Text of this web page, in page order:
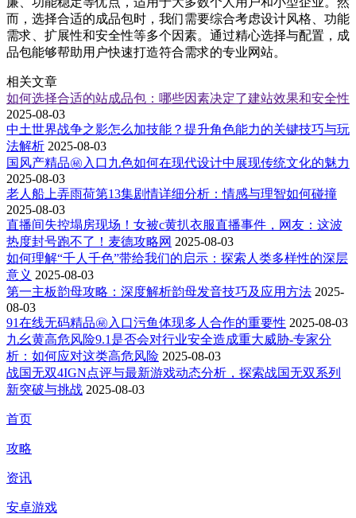
而，选择合适的成品包时，我们需要综合考虑设计风格、功能
需求、扩展性和安全性等多个因素。通过精心选择与配置，成
品包能够帮助用户快速打造符合需求的专业网站。
相关文章
如何选择合适的站成品包：哪些因素决定了建站效果和安全性
2025-08-03
中土世界战争之影怎么加技能？提升角色能力的关键技巧与玩
法解析 2025-08-03
国风产精品㊙️入口九色如何在现代设计中展现传统文化的魅力
2025-08-03
老人船上弄雨荷第13集剧情详细分析：情感与理智如何碰撞
2025-08-03
直播间失控塌房现场！女被c黄扒衣服直播事件，网友：这波
热度封号跑不了！麦德攻略网 2025-08-03
如何理解“千人千色”带给我们的启示：探索人类多样性的深层
意义 2025-08-03
第一主板韵母攻略：深度解析韵母发音技巧及应用方法 2025-
08-03
91在线无码精品㊙️入口污鱼体现多人合作的重要性 2025-08-03
九幺黄高危风险9.1是否会对行业安全造成重大威胁-专家分
析：如何应对这类高危风险 2025-08-03
战国无双4IGN点评与最新游戏动态分析，探索战国无双系列
新突破与挑战 2025-08-03
首页
攻略
资讯
安卓游戏